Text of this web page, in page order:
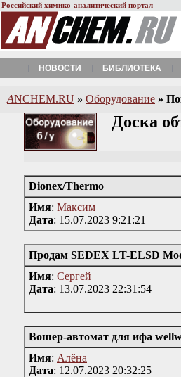
Российский химико-аналитический портал
НОВОСТИ БИБЛИОТЕКА
ANCHEM.RU » Оборудование »
Доска
Dionex/Thermo
Имя: Максим
Дата: 15.07.2023 9:21:21
Продам SEDEX LT-ELSD
Имя: Сергей
Дата: 13.07.2023 22:31:54
Вошер-автомат для ифа
Имя: Алёна
Дата: 12.07.2023 20:32:25